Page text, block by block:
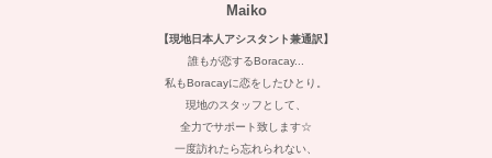
Maiko
【現地日本人アシスタント兼通訳】
誰もが恋するBoracay...
私もBoracayに恋をしたひとり。
現地のスタッフとして、
全力でサポート致します☆
一度訪れたら忘れられない、